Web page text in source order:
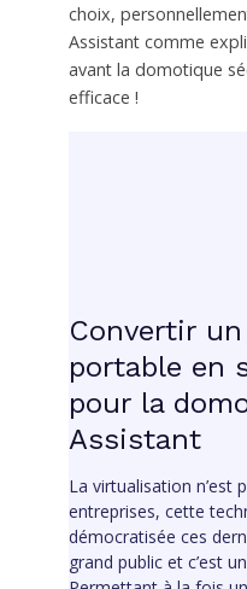
choix,
Assistant comme
avant la domotique
efficace !
Convertir
portable en
pour la
Assistant
La virtualisation n’est
entreprises, cette
démocratisée ces
grand public et c’est